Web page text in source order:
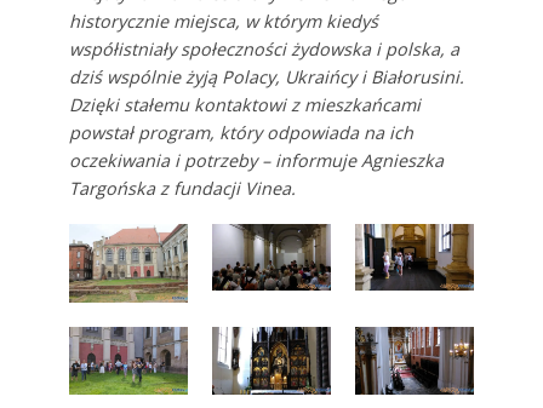
historycznie miejsca, w którym kiedyś
współistniały społeczności żydowska i polska, a
dziś wspólnie żyją Polacy, Ukraińcy i Białorusini.
Dzięki stałemu kontaktowi z mieszkańcami
powstał program, który odpowiada na ich
oczekiwania i potrzeby – informuje Agnieszka
Targońska z fundacji Vinea.